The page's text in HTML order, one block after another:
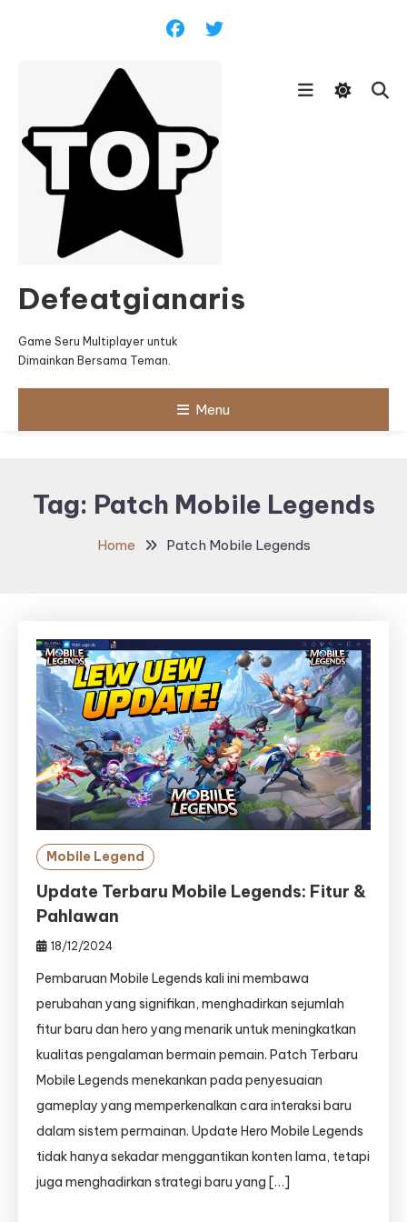
Defeatgianaris
Game Seru Multiplayer untuk
Dimainkan Bersama Teman.
Menu
Tag: Patch Mobile Legends
Home Patch Mobile Legends
Mobile Legend
Update Terbaru Mobile Legends: Fitur &
Pahlawan
18/12/2024
Pembaruan Mobile Legends kali ini membawa
perubahan yang signifikan, menghadirkan sejumlah
fitur baru dan hero yang menarik untuk meningkatkan
kualitas pengalaman bermain pemain. Patch Terbaru
Mobile Legends menekankan pada penyesuaian
gameplay yang memperkenalkan cara interaksi baru
dalam sistem permainan. Update Hero Mobile Legends
tidak hanya sekadar menggantikan konten lama, tetapi
juga menghadirkan strategi baru yang […]